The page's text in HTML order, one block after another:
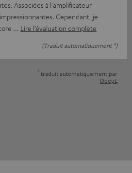
Associées à l'amplificateur
Cependant, je
Lire l’évaluation complète
(Traduit automatiquement *)
* traduit automatiquement par
DeepL